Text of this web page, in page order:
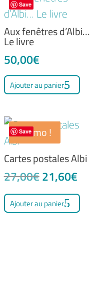
être
Save
Aux fenêtres d’Albi…
Le livre
50,00€
Ajouter au panier
Save
Promo !
Cartes postales Albi
27,00€Le
prix
initial
21,60€Le
prix
actuel
Ajouter au panier